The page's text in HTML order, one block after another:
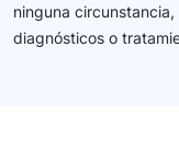
ninguna
diagnósticos o